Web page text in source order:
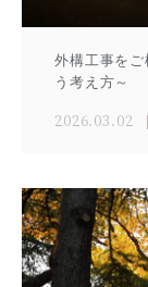
外構工事を
う考え方～
2026.03.02